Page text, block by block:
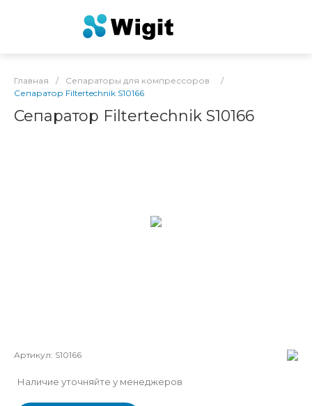
Главная / Сепараторы для компрессоров
/
Сепаратор Filtertechnik S10166
Сепаратор Filtertechnik S10166
Артикул: S10166
Наличие уточняйте у менеджеров